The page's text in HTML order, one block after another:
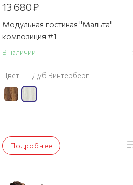
13 680₽
Модульная гостиная "Мальта"
композиция #1
В наличии
Цвет — Дуб Винтерберг
Подробнее